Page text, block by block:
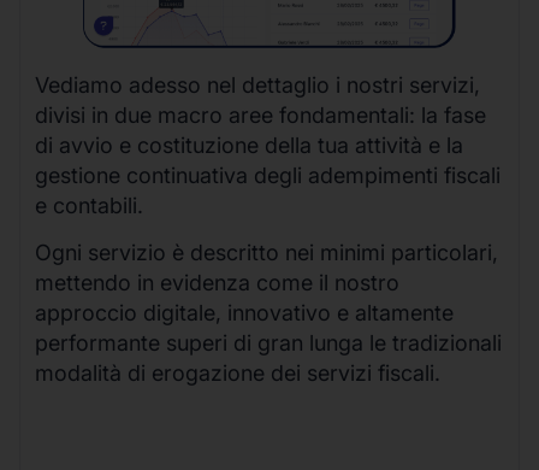
Vediamo adesso nel dettaglio i nostri servizi,
divisi in due macro aree fondamentali: la fase
di avvio e costituzione della tua attività e la
gestione continuativa degli adempimenti fiscali
e contabili.
Ogni servizio è descritto nei minimi particolari,
mettendo in evidenza come il nostro
approccio digitale, innovativo e altamente
performante superi di gran lunga le tradizionali
modalità di erogazione dei servizi fiscali.